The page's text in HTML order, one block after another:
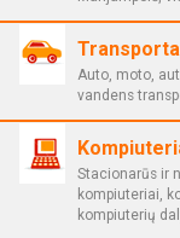
Auto, moto,
vandens
Stacionarūs ir
kompiuteriai,
kompiuterių